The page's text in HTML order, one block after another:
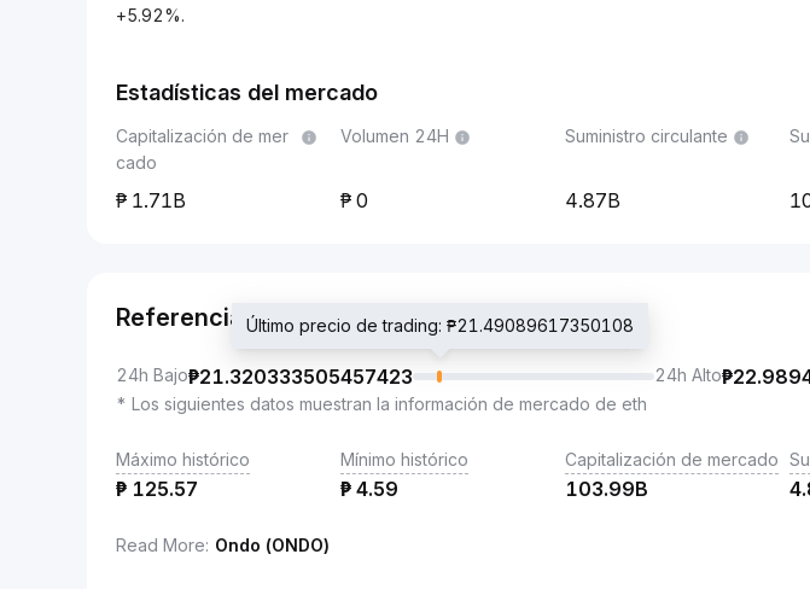
+5.92%.
Estadísticas del mercado
Capitalización de mer
cado
1.71B
Volumen 24H
0
Suministro circulante
4.87B
Referencia
24h Bajo₱21.320333505457423
Último precio de trading: ₱21.49089617350108
24h Alto₱
* Los siguientes datos muestran la información de mercado de eth
Máximo histórico
₱ 125.57
Mínimo histórico
₱ 4.59
Capitalización de mercado
103.99B
Read More: Ondo (ONDO)